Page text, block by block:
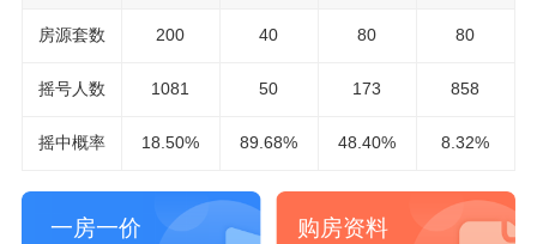
房源套数 200 40 80 80
摇号人数 1081 50 173 858
摇中概率 18.50% 89.68% 48.40% 8.32%
一房一价 购房资料